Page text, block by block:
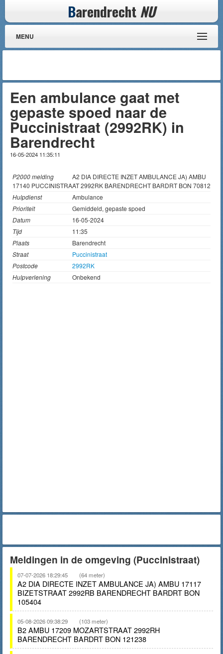
Barendrecht NU
MENU
Een ambulance gaat met
gepaste spoed naar de
Puccinistraat (2992RK) in
Barendrecht
16-05-2024 11:35:11
P2000 melding
A2 DIA DIRECTE INZET AMBULANCE JA) AMBU
17140 PUCCINISTRAAT 2992RK BARENDRECHT BARDRT BON 70812
Hulpdienst
Ambulance
Prioriteit
Gemiddeld, gepaste spoed
Datum
16-05-2024
Tijd
11:35
Plaats
Barendrecht
Straat
Puccinistraat
Postcode
2992RK
Hulpverlening
Onbekend
Meldingen in de omgeving (Puccinistraat)
07-07-2026 18:29:45 (64 meter)
A2 DIA DIRECTE INZET AMBULANCE JA) AMBU 17117
BIZETSTRAAT 2992RB BARENDRECHT BARDRT BON
105404
05-08-2026 09:38:29 (103 meter)
B2 AMBU 17209 MOZARTSTRAAT 2992RH
BARENDRECHT BARDRT BON 121238